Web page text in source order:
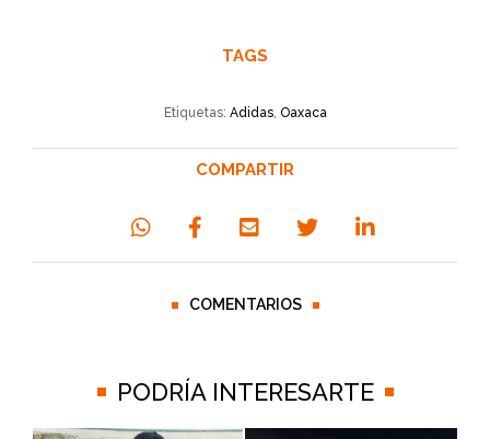
TAGS
Etiquetas: Adidas, Oaxaca
COMPARTIR
COMENTARIOS
PODRÍA INTERESARTE